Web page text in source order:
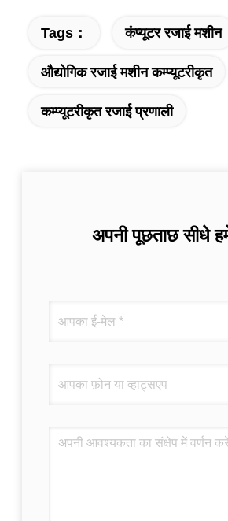
Tags： कंप्यूटर रजाई मशीन
औद्योगिक रजाई मशीन कम्प्यूटरीकृत
कम्प्यूटरीकृत रजाई प्रणाली
अपनी पूछताछ सीधे